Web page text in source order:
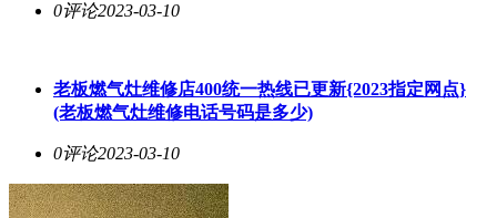
0评论2023-03-10
老板燃气灶维修店400统一热线已更新{2023指定网点}
(老板燃气灶维修电话号码是多少)
0评论2023-03-10